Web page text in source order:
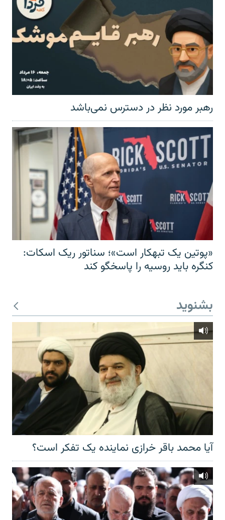
رهبر مورد نظر در دسترس نمی‌باشد
«پوتین یک تبهکار است»؛ سناتور ریک اسکات:
کنگره باید روسیه را پاسخگو کند
بشنوید
آیا محمد باقر خرازی نماینده یک تفکر است؟